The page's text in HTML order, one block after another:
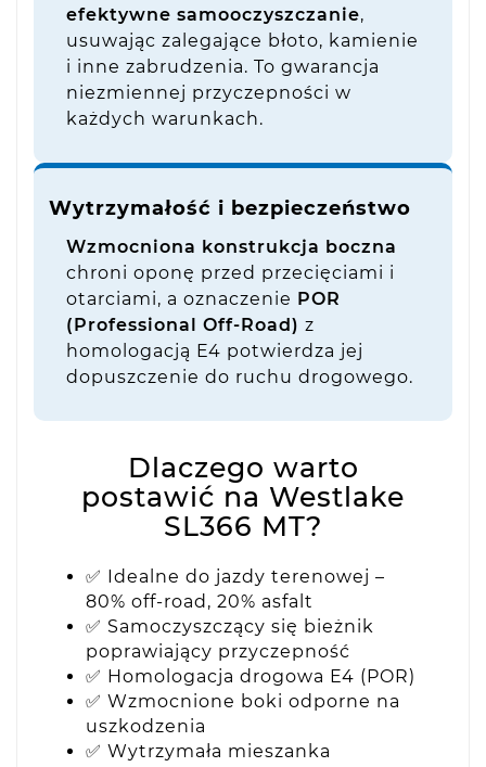
efektywne samooczyszczanie,
usuwając zalegające błoto, kamienie
i inne zabrudzenia. To gwarancja
niezmiennej przyczepności w
każdych warunkach.
Wytrzymałość i bezpieczeństwo
Wzmocniona konstrukcja boczna
chroni oponę przed przecięciami i
otarciami, a oznaczenie POR
(Professional Off-Road) z
homologacją E4 potwierdza jej
dopuszczenie do ruchu drogowego.
Dlaczego warto
postawić na Westlake
SL366 MT?
✅ Idealne do jazdy terenowej –
80% off-road, 20% asfalt
✅ Samoczyszczący się bieżnik
poprawiający przyczepność
✅ Homologacja drogowa E4 (POR)
✅ Wzmocnione boki odporne na
uszkodzenia
✅ Wytrzymała mieszanka